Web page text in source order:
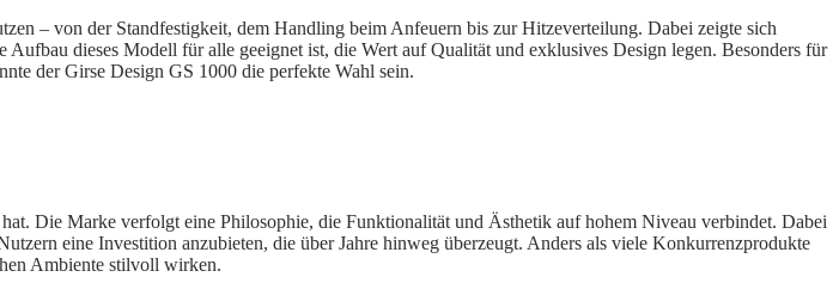
– von der Standfestigkeit, dem Handling beim Anfeuern bis zur Hitzeverteilung. Dabei zeigte sich
dieses Modell für alle geeignet ist, die Wert auf Qualität und exklusives Design legen. Besonders für
der Girse Design GS 1000 die perfekte Wahl sein.
Die Marke verfolgt eine Philosophie, die Funktionalität und Ästhetik auf hohem Niveau verbindet. Dabei
eine Investition anzubieten, die über Jahre hinweg überzeugt. Anders als viele Konkurrenzprodukte
Ambiente stilvoll wirken.